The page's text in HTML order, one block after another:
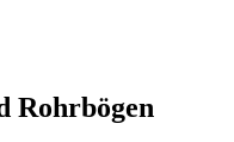
Rohrbögen